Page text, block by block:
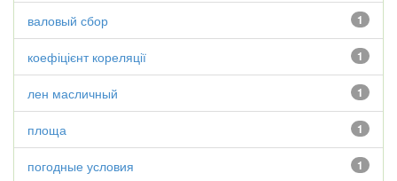
1
валовый сбор
1
коефіцієнт кореляції
1
лен масличный
1
площа
1
погодные условия